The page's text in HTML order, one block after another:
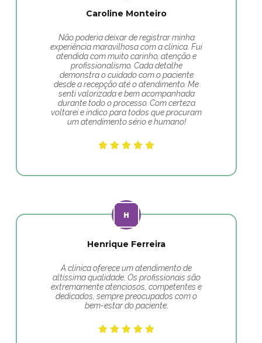
Caroline Monteiro
Não poderia deixar de registrar minha
experiência maravilhosa com a clínica. Fui
atendida com muito carinho, atenção e
profissionalismo. Cada detalhe
demonstra o cuidado com o paciente
desde a recepção até o atendimento. Me
senti valorizada e bem acompanhada
durante todo o processo. Com certeza
voltarei e indico para todos que procuram
um atendimento sério e humano!
Henrique Ferreira
A clínica oferece um atendimento de
altíssima qualidade. Os profissionais são
extremamente atenciosos, competentes e
dedicados, sempre preocupados com o
bem-estar do paciente.